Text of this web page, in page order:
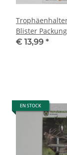
Trophäenhalter
Blister
Eurohunt für
€ 13,99 *
EN STOCK